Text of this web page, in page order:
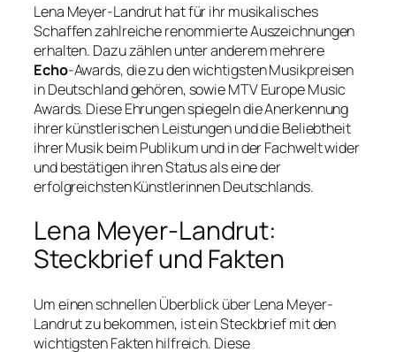
Lena Meyer-Landrut hat für ihr musikalisches
Schaffen zahlreiche renommierte Auszeichnungen
erhalten. Dazu zählen unter anderem mehrere
Echo-Awards, die zu den wichtigsten Musikpreisen
in Deutschland gehören, sowie MTV Europe Music
Awards. Diese Ehrungen spiegeln die Anerkennung
ihrer künstlerischen Leistungen und die Beliebtheit
ihrer Musik beim Publikum und in der Fachwelt wider
und bestätigen ihren Status als eine der
erfolgreichsten Künstlerinnen Deutschlands.
Lena Meyer-Landrut:
Steckbrief und Fakten
Um einen schnellen Überblick über Lena Meyer-
Landrut zu bekommen, ist ein Steckbrief mit den
wichtigsten Fakten hilfreich. Diese